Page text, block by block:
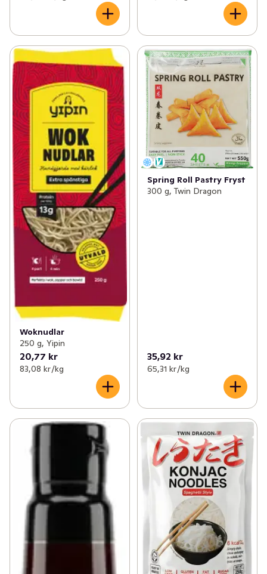
Woknudlar
250 g, Yipin
20,77 kr
83,08 kr /kg
Spring Roll Pastry Fryst
300 g, Twin Dragon
35,92 kr
65,31 kr /kg